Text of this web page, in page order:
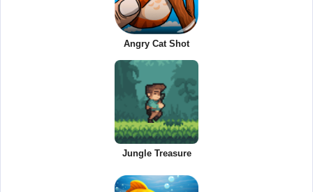
Angry Cat Shot
Jungle Treasure